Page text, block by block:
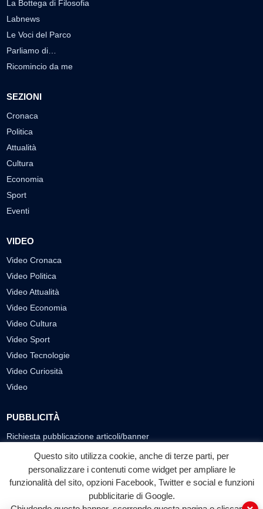
La Bottega di Filosofia
Labnews
Le Voci del Parco
Parliamo di…
Ricomincio da me
SEZIONI
Cronaca
Politica
Attualità
Cultura
Economia
Sport
Eventi
VIDEO
Video Cronaca
Video Politica
Video Attualità
Video Economia
Video Cultura
Video Sport
Video Tecnologie
Video Curiosità
Video
PUBBLICITÀ
Richiesta pubblicazione articoli/banner
SEGUICI SUI SOCIAL
f
Facebook
◎ ▶
YouTube
Questo sito utilizza cookie, anche di terze parti, per
personalizzare i contenuti come widget per ampliare le
funzionalità del sito, opzioni Facebook, Twitter e social e funzioni
pubblicitarie di Google.